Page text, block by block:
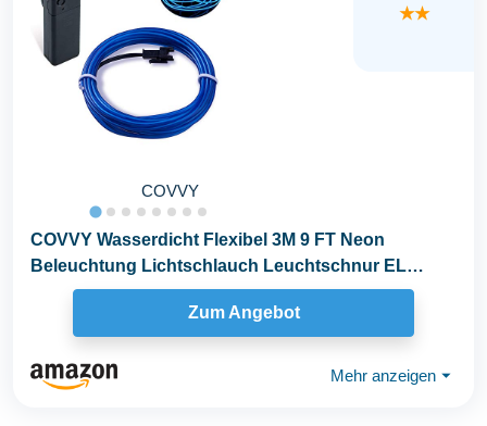
COVVY
★★
COVVY Wasserdicht Flexibel 3M 9 FT Neon
Beleuchtung Lichtschlauch Leuchtschnur EL
Kabel Wire mit...
Zum Angebot
Mehr anzeigen ⏷